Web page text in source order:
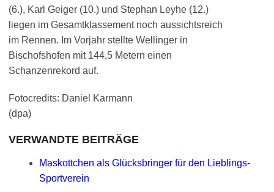
(6.), Karl Geiger (10.) und Stephan Leyhe (12.)
liegen im Gesamtklassement noch aussichtsreich
im Rennen. Im Vorjahr stellte Wellinger in
Bischofshofen mit 144,5 Metern einen
Schanzenrekord auf.
Fotocredits: Daniel Karmann
(dpa)
VERWANDTE BEITRÄGE
Maskottchen als Glücksbringer für den Lieblings-
Sportverein